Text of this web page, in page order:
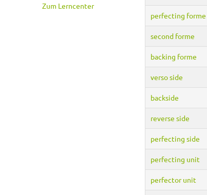
Zum Lerncenter
perfecting forme
second forme
backing forme
verso side
backside
reverse side
perfecting side
perfecting unit
perfector unit